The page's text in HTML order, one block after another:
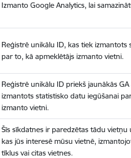
Izmanto Google Analytics, lai
Reģistrē unikālu ID, kas tiek izmantots
par to, kā apmeklētājs izmanto vietni.
Reģistrē unikālu ID priekš jaunākās
izmantots statistisko datu iegūšanai
izmanto vietni.
Šīs sīkdatnes ir paredzētas tādu
kas jūs interesē mūsu vietnē,
tīklus vai citas vietnes.